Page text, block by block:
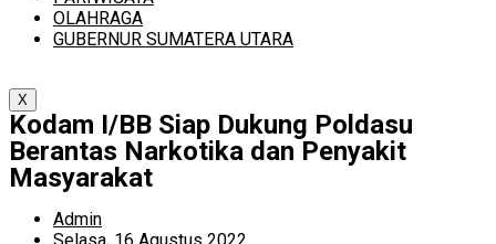
OLAHRAGA
GUBERNUR SUMATERA UTARA
X
Kodam I/BB Siap Dukung Poldasu
Berantas Narkotika dan Penyakit
Masyarakat
Admin